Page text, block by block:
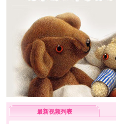
最新视频列表